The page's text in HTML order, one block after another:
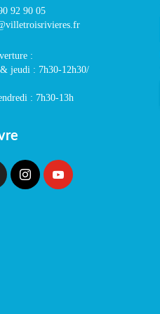
92 90 05
:
jeudi : 7h30-12h30/
: 7h30-13h